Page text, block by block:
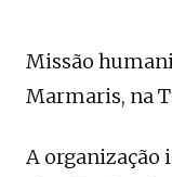
Missão
Marmaris, na
A organização